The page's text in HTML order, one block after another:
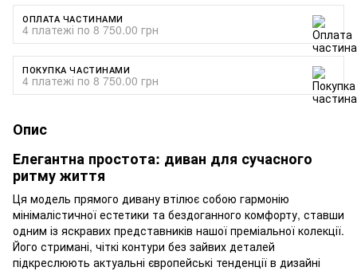
ОПЛАТА ЧАСТИНАМИ
4 платежі по 8 750.00 грн
ПОКУПКА ЧАСТИНАМИ
4 платежі по 8 750.00 грн
Опис
Елегантна простота: диван для сучасного
ритму життя
Ця модель прямого дивану втілює собою гармонію
мінімалістичної естетики та бездоганного комфорту, ставши
одним із яскравих представників нашої преміальної колекції.
Його стримані, чіткі контури без зайвих деталей
підкреслюють актуальні європейські тенденції в дизайні